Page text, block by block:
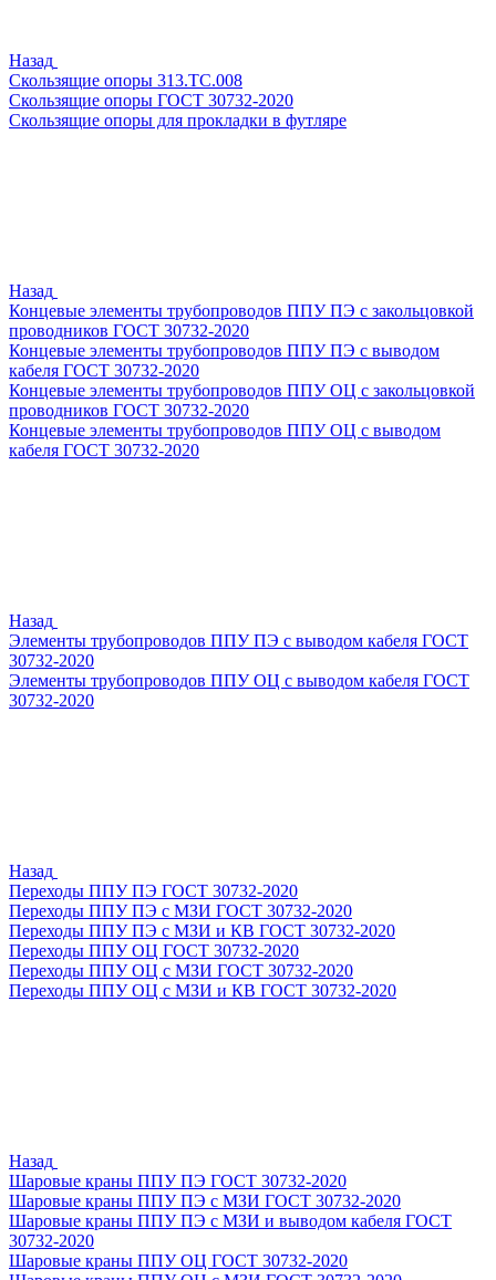
Назад
Скользящие опоры 313.ТС.008
Скользящие опоры ГОСТ 30732-2020
Скользящие опоры для прокладки в футляре
Назад
Концевые элементы трубопроводов ППУ ПЭ с закольцовкой
проводников ГОСТ 30732-2020
Концевые элементы трубопроводов ППУ ПЭ с выводом
кабеля ГОСТ 30732-2020
Концевые элементы трубопроводов ППУ ОЦ с закольцовкой
проводников ГОСТ 30732-2020
Концевые элементы трубопроводов ППУ ОЦ с выводом
кабеля ГОСТ 30732-2020
Назад
Элементы трубопроводов ППУ ПЭ с выводом кабеля ГОСТ
30732-2020
Элементы трубопроводов ППУ ОЦ с выводом кабеля ГОСТ
30732-2020
Назад
Переходы ППУ ПЭ ГОСТ 30732-2020
Переходы ППУ ПЭ с МЗИ ГОСТ 30732-2020
Переходы ППУ ПЭ с МЗИ и КВ ГОСТ 30732-2020
Переходы ППУ ОЦ ГОСТ 30732-2020
Переходы ППУ ОЦ с МЗИ ГОСТ 30732-2020
Переходы ППУ ОЦ с МЗИ и КВ ГОСТ 30732-2020
Назад
Шаровые краны ППУ ПЭ ГОСТ 30732-2020
Шаровые краны ППУ ПЭ с МЗИ ГОСТ 30732-2020
Шаровые краны ППУ ПЭ с МЗИ и выводом кабеля ГОСТ
30732-2020
Шаровые краны ППУ ОЦ ГОСТ 30732-2020